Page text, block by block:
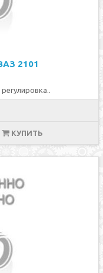
2101
КУПИТЬ